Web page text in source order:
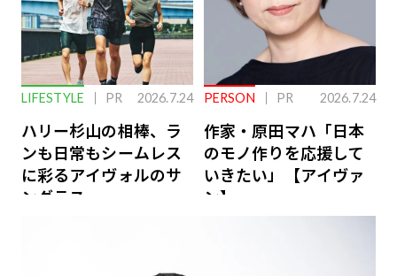
LIFESTYLE PR 2026.7.24
ハリー杉山の相棒、ラ
ンも日常もシームレス
に彩るアイヴォルのサ
ングラス
PERSON PR 2026.7.24
作家・原田マハ「日本
のモノ作りを応援して
いきたい」【アイヴァ
ン】